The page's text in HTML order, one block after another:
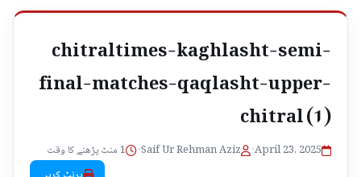
chitraltimes-kaghlasht-semi-
final-matches-qaqlasht-upper-
chitral (1)
April 23, 2025
•
Saif Ur Rehman Aziz
•
1 منٹ پڑھنے کا وقت